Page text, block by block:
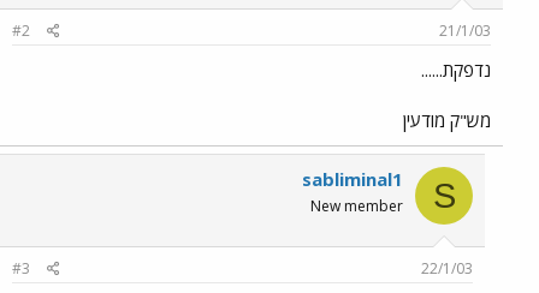
21/1/03
#2
נדפקת......
מש"ק מודעין
S
sabliminal1
New member
22/1/03
#3